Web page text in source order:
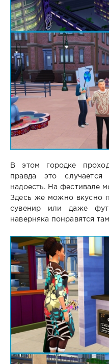
В этом городке
правда это
надоесть. На фестивале
Здесь же можно вкусно
сувенир или даже
наверняка понравятся